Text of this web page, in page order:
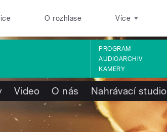
O rozhlase Více
PROGRAM
AUDIOARCHIV
KAMERY
Video O nás Nahrávací studio